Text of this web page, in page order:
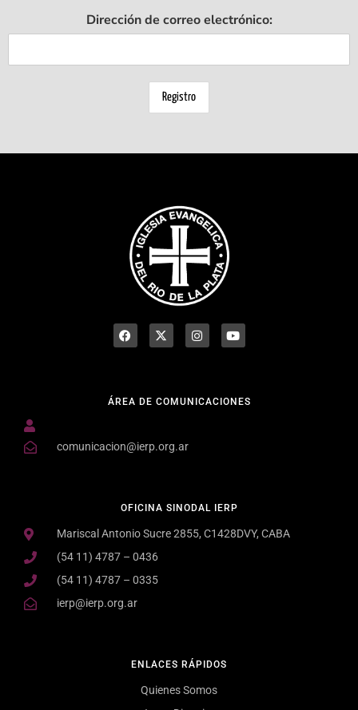
Dirección de correo electrónico:
ENLACES RÁPIDOS
Quienes Somos
OFICINA SINODAL IERP
Mariscal Antonio Sucre 2855, C1428DVY, CABA
(54 11) 4787 – 0436
(54 11) 4787 – 0335
ierp@ierp.org.ar
ÁREA DE COMUNICACIONES
comunicacion@ierp.org.ar